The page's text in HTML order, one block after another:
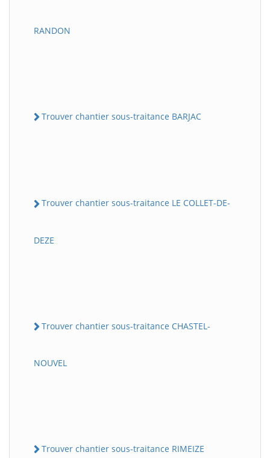
RANDON
Trouver chantier sous-traitance BARJAC
Trouver chantier sous-traitance LE COLLET-DE-
DEZE
Trouver chantier sous-traitance CHASTEL-
NOUVEL
Trouver chantier sous-traitance RIMEIZE